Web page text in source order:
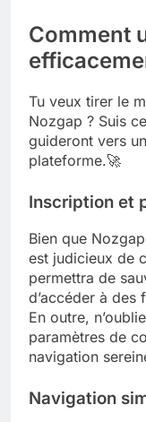
Comment
Tu veux tirer le
Nozgap ? Suis
guideront vers
plateforme.🚀
Inscription et
Bien que
est judicieux de
permettra de
d’accéder à des
En outre,
paramètres de
navigation
Navigation